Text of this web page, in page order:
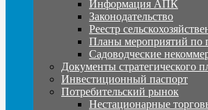
Информация АПК
Законодательство
Реестр
Планы мероприятий по
Садоводческие
Документы стратегического
Инвестиционный паспорт
Потребительский рынок
Нестационарные